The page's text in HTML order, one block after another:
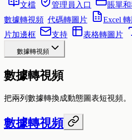
文檔 管理員入口 賬單
數據轉視頻 代碼轉圖片 Excel
片加邊框
支持 表格轉圖片
數據轉視頻
數據轉視頻
把兩列數據轉換成動態圖表短視頻。
數據轉視頻